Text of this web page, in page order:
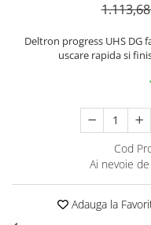
Deltron progress UHS DG
uscare rapida si
Cod
Ai nevoie
Adauga la